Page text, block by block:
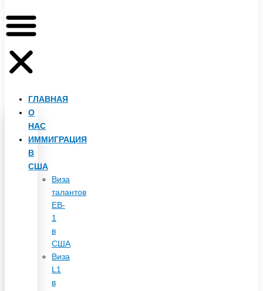
ГЛАВНАЯ
О
НАС
ИММИГРАЦИЯ
В
США
Виза
талантов
EB-
1
в
США
Виза
L1
в